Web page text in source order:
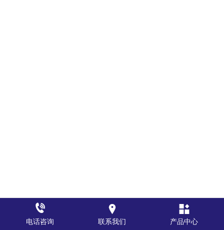

电话咨询

联系我们

产品中心